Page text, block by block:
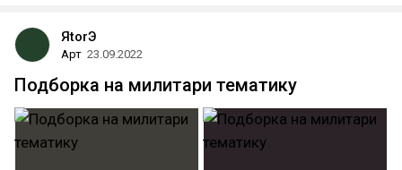
ЯtorЭ
Арт 23.09.2022
Подборка на милитари тематику